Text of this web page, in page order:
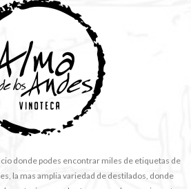
donde podes encontrar miles de etiquetas de
la mas amplia variedad de destilados, donde